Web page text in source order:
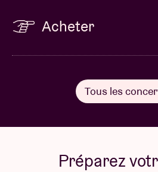
Acheter
Tous les
Préparez